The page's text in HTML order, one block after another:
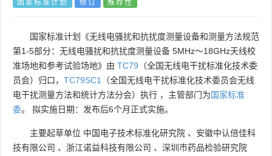
国家标准计划《无线电骚扰和抗扰度测量设备和测量方法规范
第1-5部分：无线电骚扰和抗扰度测量设备 5MHz～18GHz天线校
准场地和参考试验场地》由 TC79 （全国无线电干扰标准化技术委
员会）归口， TC79SC1
（全国无线电干扰标准化技术委员会无线
电干扰测量方法和统计方法分会）执行 ，主管部门为国家标准
委。 拟实施日期：发布后6个月正式实施。
主要起草单位 中国电子技术标准化研究院 、 安徽中认倍佳科
技有限公司 、 浙江诺益科技有限公司 、 深圳市药品检验研究院